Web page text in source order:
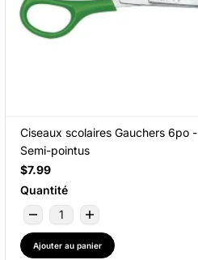
Ciseaux scolaires Gauchers 6po -
Semi-pointus
$7.99
Quantité
Ajouter au panier